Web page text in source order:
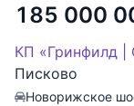
185 000
КП «Гринфилд |
Писково
Новорижское